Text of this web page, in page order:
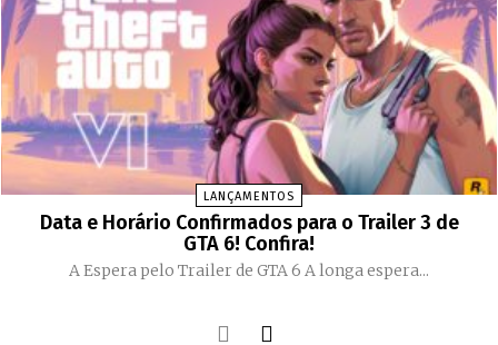
LANÇAMENTOS
Data e Horário Confirmados para o Trailer 3 de
GTA 6! Confira!
A Espera pelo Trailer de GTA 6 A longa espera...